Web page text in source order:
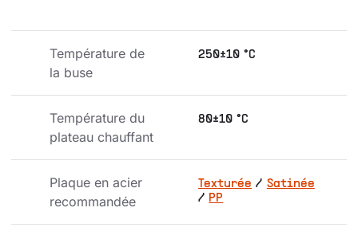
Température de
la buse
250±10 °C
Température du
plateau chauffant
80±10 °C
Plaque en acier
recommandée
Texturée / Satinée
/ PP